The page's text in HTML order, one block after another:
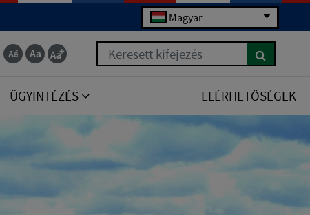
Magyar
Keresett kifejezés
ÜGYINTÉZÉS ELÉRHETŐSÉGEK